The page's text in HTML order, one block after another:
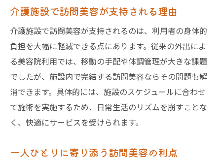
介護施設で訪問美容が支持される理由
介護施設で訪問美容が支持されるのは、利用者の身体的
負担を大幅に軽減できる点にあります。従来の外出によ
る美容院利用では、移動の手配や体調管理が大きな課題
でしたが、施設内で完結する訪問美容ならその問題も解
消できます。具体的には、施設のスケジュールに合わせ
て施術を実施するため、日常生活のリズムを崩すことな
く、快適にサービスを受けられます。
一人ひとりに寄り添う訪問美容の利点